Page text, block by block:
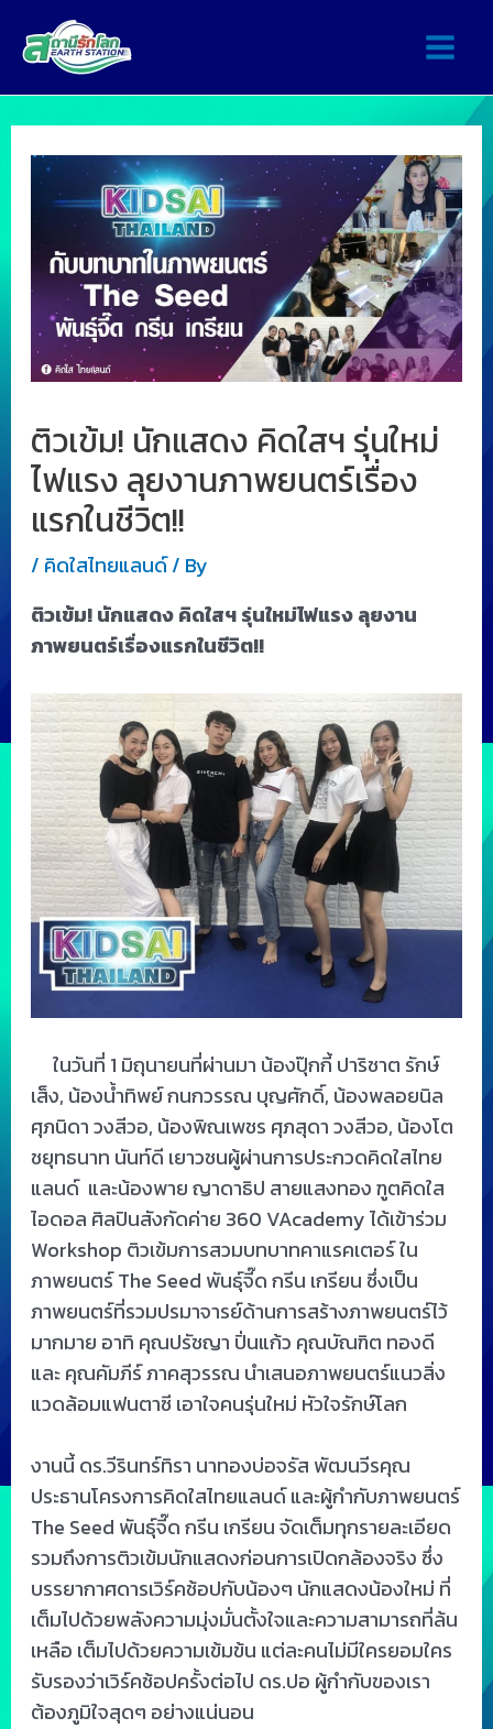
ติวเข้ม! นักแสดง คิดใสฯ รุ่นใหม่
ไฟแรง ลุยงานภาพยนตร์เรื่อง
แรกในชีวิต!!
/ คิดใสไทยแลนด์/ By
ติวเข้ม! นักแสดง คิดใสฯ รุ่นใหม่ไฟแรง ลุยงาน
ภาพยนตร์เรื่องแรกในชีวิต!!
ในวันที่ 1 มิถุนายนที่ผ่านมา น้องปุ๊กกี้ ปาริชาต รักษ์
เส็ง, น้องน้ำทิพย์ กนกวรรณ บุญศักดิ์, น้องพลอยนิล
ศุภนิดา วงสีวอ, น้องพิณเพชร ศุภสุดา วงสีวอ, น้องโต
ชยุทธนาท นันท์ดี เยาวชนผู้ผ่านการประกวดคิดใสไทย
แลนด์ และน้องพาย ญาดาธิป สายแสงทอง ฑูตคิดใส
ไอดอล ศิลปินสังกัดค่าย 360 VAcademy ได้เข้าร่วม
Workshop ติวเข้มการสวมบทบาทคาแรคเตอร์ ใน
ภาพยนตร์ The Seed พันธุ์จี๊ด กรีน เกรียน ซึ่งเป็น
ภาพยนตร์ที่รวมปรมาจารย์ด้านการสร้างภาพยนตร์ไว้
มากมาย อาทิ คุณปรัชญา ปิ่นแก้ว คุณบัณฑิต ทองดี
และ คุณคัมภีร์ ภาคสุวรรณ นำเสนอภาพยนตร์แนวสิ่ง
แวดล้อมแฟนตาซี เอาใจคนรุ่นใหม่ หัวใจรักษ์โลก
งานนี้ ดร.วีรินทร์ทิรา นาทองบ่อจรัส พัฒนวีรคุณ
ประธานโครงการคิดใสไทยแลนด์ และผู้กำกับภาพยนตร์
The Seed พันธุ์จี๊ด กรีน เกรียน จัดเต็มทุกรายละเอียด
รวมถึงการติวเข้มนักแสดงก่อนการเปิดกล้องจริง ซึ่ง
บรรยากาศดารเวิร์คช้อปกับน้องๆ นักแสดงน้องใหม่ ที่
เต็มไปด้วยพลังความมุ่งมั่นตั้งใจและความสามารถที่ล้น
เหลือ เต็มไปด้วยความเข้มข้น แต่ละคนไม่มีใครยอมใคร
รับรองว่าเวิร์คช้อปครั้งต่อไป ดร.ปอ ผู้กำกับของเรา
ต้องภูมิใจสุดๆ อย่างแน่นอน